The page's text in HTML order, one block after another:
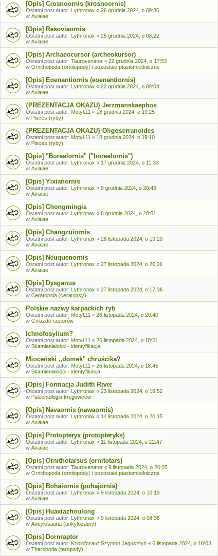
[Opis] Crosnoornis (krosnoornis)
Ostatni post autor: Lythronax « 26 grudnia 2024, o 09:36
w Avialae
[Opis] Resoviaornis
Ostatni post autor: Lythronax « 25 grudnia 2024, o 08:22
w Avialae
[Opis] Archaeocursor (archeokursor)
Ostatni post autor: Taurovenator « 22 grudnia 2024, o 17:53
w Ornithopoda (ornitopody) i pozostałe ptasiomiedniczne
[Opis] Eoenantiornis (eoenantiornis)
Ostatni post autor: Lythronax « 22 grudnia 2024, o 09:04
w Avialae
{PREZENTACJA OKAZU} Jerzmanskaephos
Ostatni post autor: Motyl.11 « 18 grudnia 2024, o 19:25
w Pisces (ryby)
{PREZENTACJA OKAZU} Oligoserranoides
Ostatni post autor: Motyl.11 « 18 grudnia 2024, o 19:10
w Pisces (ryby)
[Opis] "Borealornis" ("borealornis")
Ostatni post autor: Lythronax « 17 grudnia 2024, o 11:33
w Avialae
[Opis] Yixianornis
Ostatni post autor: Lythronax « 9 grudnia 2024, o 20:43
w Avialae
[Opis] Chongmingia
Ostatni post autor: Lythronax « 8 grudnia 2024, o 20:51
w Avialae
[Opis] Changzuiornis
Ostatni post autor: Lythronax « 28 listopada 2024, o 19:20
w Avialae
[Opis] Neuquenornis
Ostatni post autor: Lythronax « 27 listopada 2024, o 20:26
w Avialae
[Opis] Dysganus
Ostatni post autor: Lythronax « 27 listopada 2024, o 17:36
w Ceratopsia (ceratopsy)
Polskie nazwy karpackich ryb
Ostatni post autor: Motyl.11 « 26 listopada 2024, o 20:40
w Gniazdo raptorów
Ichnofosylium?
Ostatni post autor: Motyl.11 « 26 listopada 2024, o 18:51
w Skamieniałości - identyfikacja
Mioceński ,,domek" chruścika?
Ostatni post autor: Motyl.11 « 26 listopada 2024, o 18:45
w Skamieniałości - identyfikacja
[Opis] Formacja Judith River
Ostatni post autor: Lythronax « 23 listopada 2024, o 19:52
w Paleontologia kręgowców
[Opis] Navaornis (nawaornis)
Ostatni post autor: Lythronax « 14 listopada 2024, o 20:15
w Avialae
[Opis] Protopteryx (protopteryks)
Ostatni post autor: Lythronax « 11 listopada 2024, o 22:47
w Avialae
[Opis] Ornithotarsus (ornitotars)
Ostatni post autor: Taurovenator « 9 listopada 2024, o 20:05
w Ornithopoda (ornitopody) i pozostałe ptasiomiedniczne
[Opis] Bohaiornis (pohajornis)
Ostatni post autor: Lythronax « 9 listopada 2024, o 10:13
w Avialae
[Opis] Huaxiazhoulong
Ostatni post autor: Lythronax « 9 listopada 2024, o 08:38
w Ankylosauria (ankylozaury)
[Opis] Dornraptor
Ostatni post autor: Kriolofozaur Szymon Jagusztyn « 6 listopada 2024, o 18:03
w Theropoda (teropody)